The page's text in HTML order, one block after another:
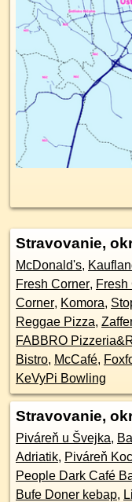
Stravovanie,
McDonald's,
Fresh Corner, Fresh
Corner, Komora,
Reggae Pizza,
FABBRO
Bistro, McCafé,
KeVyPi Bowling
Stravovanie,
Piváreň u Švejka,
Adriatik, Piváreň
People Dark Café
Bufe Doner kebap,